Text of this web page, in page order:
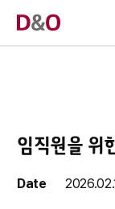
임직원을 위
Date